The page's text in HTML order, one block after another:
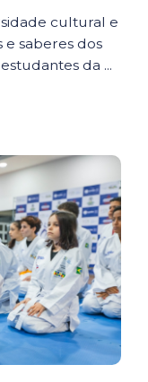
cultural e
saberes dos
da ...